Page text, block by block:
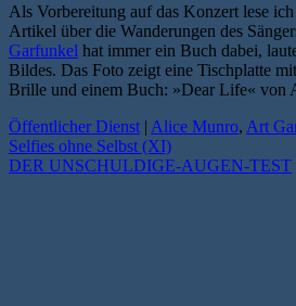
Als Vorbereitung auf das Konzert lese
Artikel über die Wanderungen des
Garfunkel hat immer ein Buch dabei,
Bildes. Das Foto zeigt eine Tischplatte
Brille und einem Buch: »Dear Life« von
Öffentlicher Dienst | Alice Munro, Art
Selfies ohne Selbst (XI)
DER UNSCHULDIGE-AUGEN-TEST